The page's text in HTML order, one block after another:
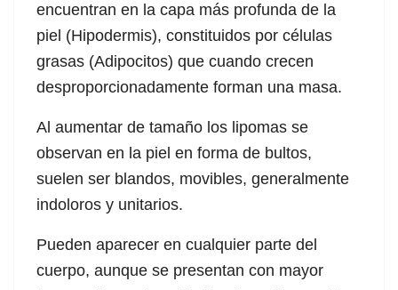
encuentran en la capa más profunda de la
piel (Hipodermis), constituidos por células
grasas (Adipocitos) que cuando crecen
desproporcionadamente forman una masa.
Al aumentar de tamaño los lipomas se
observan en la piel en forma de bultos,
suelen ser blandos, movibles, generalmente
indoloros y unitarios.
Pueden aparecer en cualquier parte del
cuerpo, aunque se presentan con mayor